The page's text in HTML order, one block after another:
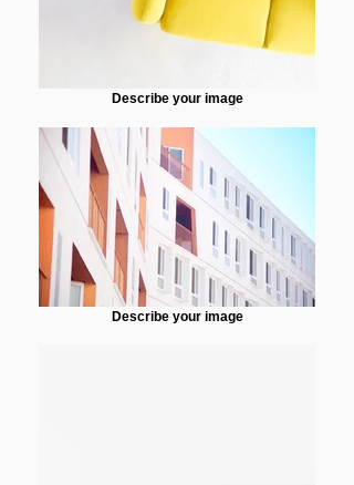
Describe your image
Describe your image